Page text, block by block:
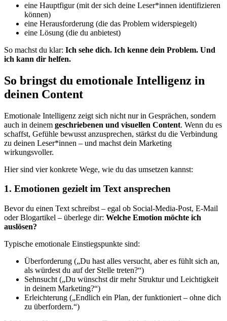
eine Hauptfigur (mit der sich deine Leser*innen identifizieren
können)
eine Herausforderung (die das Problem widerspiegelt)
eine Lösung (die du anbietest)
So machst du klar: Ich sehe dich. Ich kenne dein Problem. Und
ich kann dir helfen.
So bringst du emotionale Intelligenz in
deinen Content
Emotionale Intelligenz zeigt sich nicht nur in Gesprächen, sondern
auch in deinem geschriebenen und visuellen Content. Wenn du es
schaffst, Gefühle bewusst anzusprechen, stärkst du die Verbindung
zu deinen Leser*innen – und machst dein Marketing
wirkungsvoller.
Hier sind vier konkrete Wege, wie du das umsetzen kannst:
1. Emotionen gezielt im Text ansprechen
Bevor du einen Text schreibst – egal ob Social-Media-Post, E-Mail
oder Blogartikel – überlege dir: Welche Emotion möchte ich
auslösen?
Typische emotionale Einstiegspunkte sind:
Überforderung („Du hast alles versucht, aber es fühlt sich an,
als würdest du auf der Stelle treten?“)
Sehnsucht („Du wünschst dir mehr Struktur und Leichtigkeit
in deinem Marketing?“)
Erleichterung („Endlich ein Plan, der funktioniert – ohne dich
zu überfordern.“)